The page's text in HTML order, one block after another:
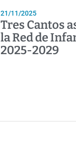
21/11/2025
Tres Cantos
la Red de
2025-2029